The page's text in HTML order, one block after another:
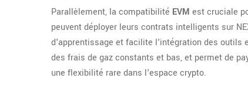
Parallèlement, la compatibilité EVM est cruciale
peuvent déployer leurs contrats intelligents sur
d'apprentissage et facilite l'intégration des outils
des frais de gaz constants et bas, et permet de
une flexibilité rare dans l'espace crypto.